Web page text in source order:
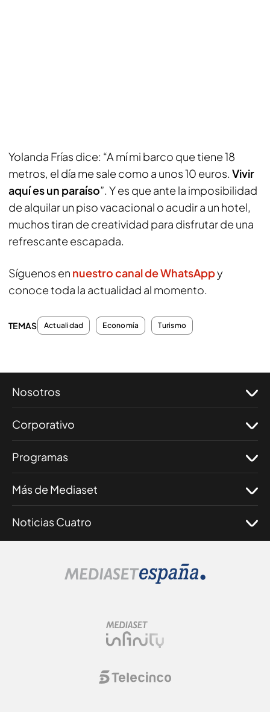
Yolanda Frías dice: “A mí mi barco que tiene 18
metros, el día me sale como a unos 10 euros. Vivir
aquí es un paraíso”. Y es que ante la imposibilidad
de alquilar un piso vacacional o acudir a un hotel,
muchos tiran de creatividad para disfrutar de una
refrescante escapada.
Síguenos en nuestro canal de WhatsAppy
conoce toda la actualidad al momento.
TEMAS Actualidad Economía Turismo
Nosotros
Corporativo
Programas
Más de Mediaset
Noticias Cuatro